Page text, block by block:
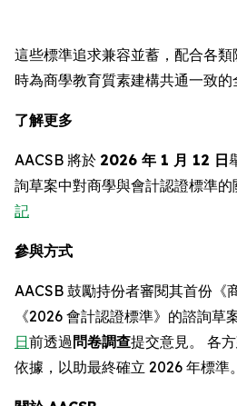
這些標準追求兼容並蓄，配合各
時為商學教育質素建構共通一致的
了解更多
AACSB 將於 2026 年 1 月 12 日
詢草案中對商學與會計認證標準的
記
參與方式
AACSB 鼓勵持份者審閱其首份《
《2026 會計認證標準》的諮詢草
日前透過 問卷調查提交意見。 各
依據，以助最終確立 2026 年標準。